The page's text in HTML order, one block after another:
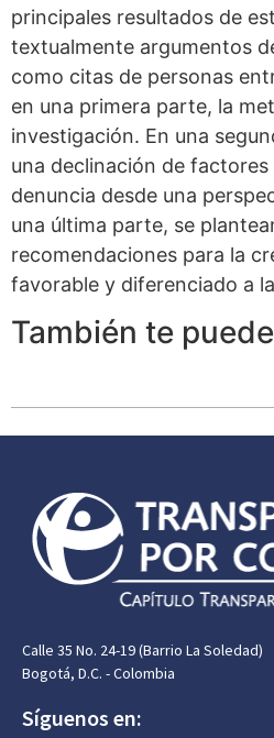
principales resultados de
textualmente argumentos
como citas de personas
en una primera parte, la
investigación. En una
una declinación de factores
denuncia desde una
una última parte, se
recomendaciones para la
favorable y diferenciado a
También te
Calle 35 No. 24-19 (Barrio La Soledad)
Bogotá, D.C. - Colombia
Síguenos en: